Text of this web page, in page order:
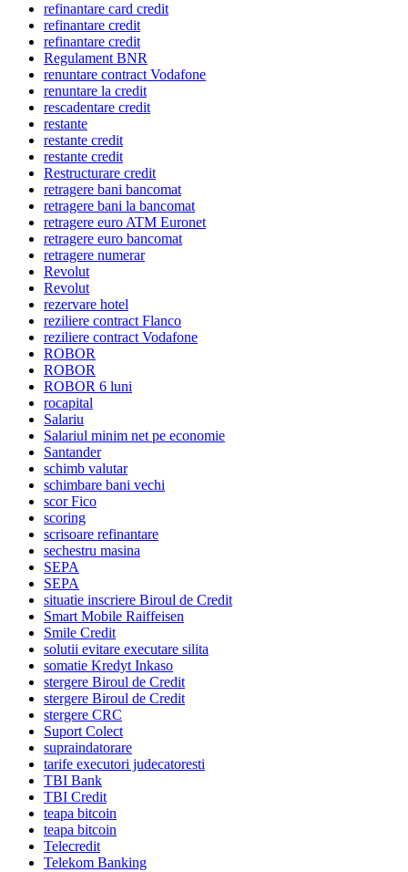
refinantare card credit
refinantare credit
refinantare credit
Regulament BNR
renuntare contract Vodafone
renuntare la credit
rescadentare credit
restante
restante credit
restante credit
Restructurare credit
retragere bani bancomat
retragere bani la bancomat
retragere euro ATM Euronet
retragere euro bancomat
retragere numerar
Revolut
Revolut
rezervare hotel
reziliere contract Flanco
reziliere contract Vodafone
ROBOR
ROBOR
ROBOR 6 luni
rocapital
Salariu
Salariul minim net pe economie
Santander
schimb valutar
schimbare bani vechi
scor Fico
scoring
scrisoare refinantare
sechestru masina
SEPA
SEPA
situatie inscriere Biroul de Credit
Smart Mobile Raiffeisen
Smile Credit
solutii evitare executare silita
somatie Kredyt Inkaso
stergere Biroul de Credit
stergere Biroul de Credit
stergere CRC
Suport Colect
supraindatorare
tarife executori judecatoresti
TBI Bank
TBI Credit
teapa bitcoin
teapa bitcoin
Telecredit
Telekom Banking